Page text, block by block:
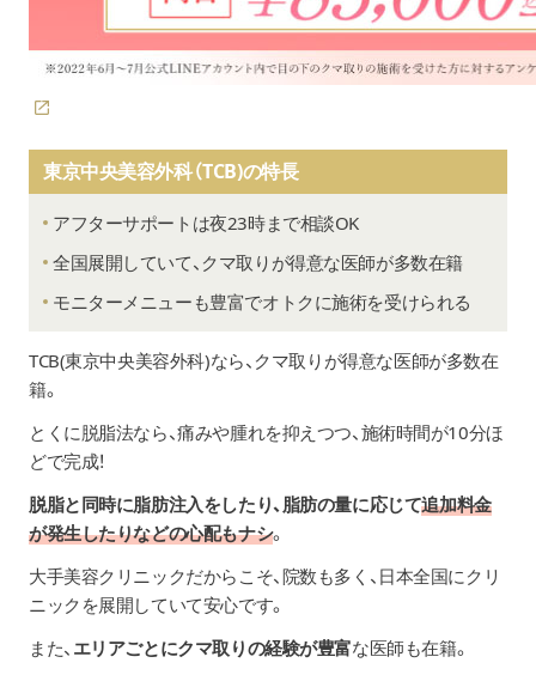
東京中央美容外科（TCB)の特長
アフターサポートは夜23時まで相談OK
全国展開していて、クマ取りが得意な医師が多数在籍
モニターメニューも豊富でオトクに施術を受けられる
TCB(東京中央美容外科)なら、クマ取りが得意な医師が多数在
籍。
とくに脱脂法なら、痛みや腫れを抑えつつ、施術時間が10分ほ
どで完成！
脱脂と同時に脂肪注入をしたり、脂肪の量に応じて追加料金
が発生したりなどの心配もナシ。
大手美容クリニックだからこそ、院数も多く、日本全国にクリ
ニックを展開していて安心です。
また、 エリアごとにクマ取りの経験が豊富な医師も在籍。